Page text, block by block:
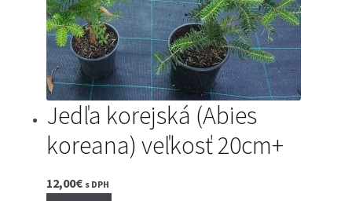
Jedľa korejská (Abies
koreana) veľkosť 20cm+
12,00€ s DPH